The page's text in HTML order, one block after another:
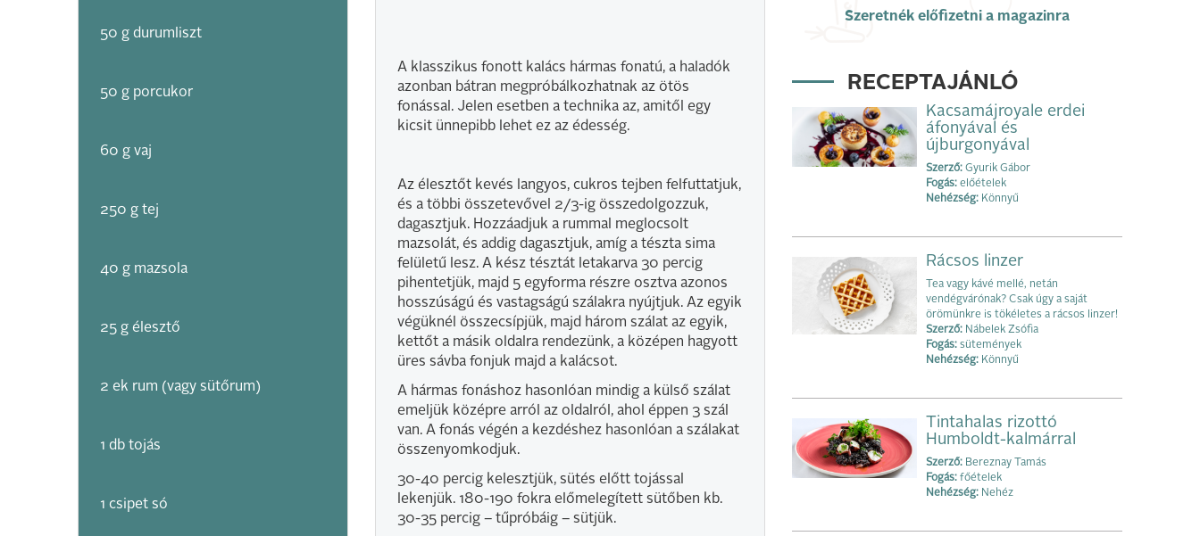
50 g durumliszt
50 g porcukor
60 g vaj
250 g tej
40 g mazsola
25 g élesztő
2 ek rum (vagy sütőrum)
1 db tojás
1 csipet só
A klasszikus fonott kalács hármas fonatú, a haladók
azonban bátran megpróbálkozhatnak az ötös
fonással. Jelen esetben a technika az, amitől egy
kicsit ünnepibb lehet ez az édesség.
Az élesztőt kevés langyos, cukros tejben felfuttatjuk,
és a többi összetevővel 2/3-ig összedolgozzuk,
dagasztjuk. Hozzáadjuk a rummal meglocsolt
mazsolát, és addig dagasztjuk, amíg a tészta sima
felületű lesz. A kész tésztát letakarva 30 percig
pihentetjük, majd 5 egyforma részre osztva azonos
hosszúságú és vastagságú szálakra nyújtjuk. Az egyik
végüknél összecsípjük, majd három szálat az egyik,
kettőt a másik oldalra rendezünk, a középen hagyott
üres sávba fonjuk majd a kalácsot.
A hármas fonáshoz hasonlóan mindig a külső szálat
emeljük középre arról az oldalról, ahol éppen 3 szál
van. A fonás végén a kezdéshez hasonlóan a szálakat
összenyomkodjuk.
30-40 percig kelesztjük, sütés előtt tojással
lekenjük. 180-190 fokra előmelegített sütőben kb.
30-35 percig – tűpróbáig – sütjük.
Szeretnék előfizetni a magazinra
RECEPTAJÁNLÓ
Kacsamájroyale erdei
áfonyával és
újburgonyával
Szerző: Gyurik Gábor
Fogás: előételek
Nehézség: Könnyű
Rácsos linzer
Tea vagy kávé mellé, netán
vendégvárónak? Csak úgy a saját
örömünkre is tökéletes a rácsos linzer!
Szerző: Nábelek Zsófia
Fogás: sütemények
Nehézség: Könnyű
Tintahalas rizottó
Humboldt-kalmárral
Szerző: Bereznay Tamás
Fogás: főételek
Nehézség: Nehéz